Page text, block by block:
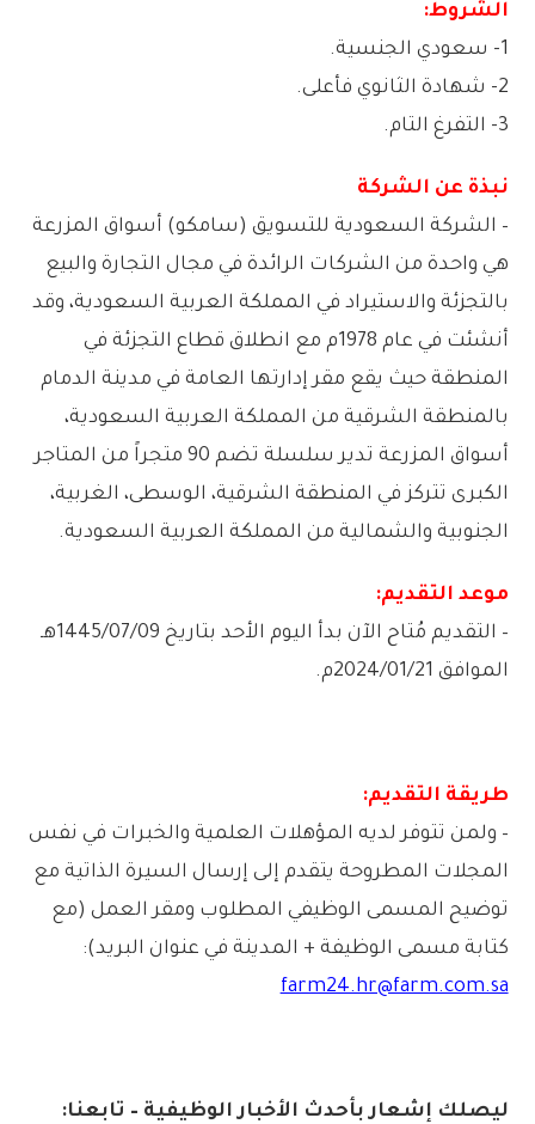
الشروط:
1- سعودي الجنسية.
2- شهادة الثانوي فأعلى.
3- التفرغ التام.
نبذة عن الشركة
– الشركة السعودية للتسويق (سامكو) أسواق المزرعة
هي واحدة من الشركات الرائدة في مجال التجارة والبيع
بالتجزئة والاستيراد في المملكة العربية السعودية، وقد
أنشئت في عام 1978م مع انطلاق قطاع التجزئة في
المنطقة حيث يقع مقر إدارتها العامة في مدينة الدمام
بالمنطقة الشرقية من المملكة العربية السعودية،
أسواق المزرعة تدير سلسلة تضم 90 متجراً من المتاجر
الكبرى تتركز في المنطقة الشرقية، الوسطى، الغربية،
الجنوبية والشمالية من المملكة العربية السعودية.
موعد التقديم:
– التقديم مُتاح الآن بدأ اليوم الأحد بتاريخ 1445/07/09هـ
الموافق 2024/01/21م.
طريقة التقديم:
– ولمن تتوفر لديه المؤهلات العلمية والخبرات في نفس
المجلات المطروحة يتقدم إلى إرسال السيرة الذاتية مع
توضيح المسمى الوظيفي المطلوب ومقر العمل (مع
كتابة مسمى الوظيفة + المدينة في عنوان البريد):
farm24.hr@farm.com.sa
ليصلك إشعار بأحدث الأخبار الوظيفية – تابعنا: